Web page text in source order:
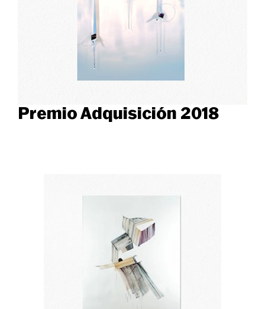
Premio Adquisición 2018